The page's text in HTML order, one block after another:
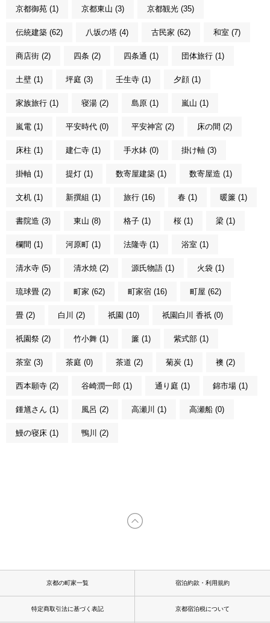
京都御苑 (1) 京都東山 (3) 京都観光 (35)
伝統建築 (62) 八坂の塔 (4) 古民家 (62) 和室 (7)
商店街 (2) 四条 (2) 四条通 (1) 団体旅行 (1)
土壁 (1) 坪庭 (3) 壬生寺 (1) 夕顔 (1)
家族旅行 (1) 寝湯 (2) 島原 (1) 嵐山 (1)
嵐電 (1) 平安時代 (0) 平安神宮 (2) 床の間 (2)
床柱 (1) 建仁寺 (1) 手水鉢 (0) 掛け軸 (3)
掛軸 (1) 提灯 (1) 数寄屋建築 (1) 数寄屋造 (1)
文机 (1) 新撰組 (1) 旅行 (16) 春 (1) 暖簾 (1)
書院造 (3) 東山 (8) 格子 (1) 桜 (1) 梁 (1)
欄間 (1) 河原町 (1) 法隆寺 (1) 浴室 (1)
清水寺 (5) 清水焼 (2) 源氏物語 (1) 火袋 (1)
琉球畳 (2) 町家 (62) 町家宿 (16) 町屋 (62)
畳 (2) 白川 (2) 祇園 (10) 祇園白川 香祇 (0)
祇園祭 (2) 竹小舞 (1) 簾 (1) 紫式部 (1)
茶室 (3) 茶庭 (0) 茶道 (2) 菊炭 (1) 襖 (2)
西本願寺 (2) 谷崎潤一郎 (1) 通り庭 (1) 錦市場 (1)
鍾馗さん (1) 風呂 (2) 高瀬川 (1) 高瀬船 (0)
鰻の寝床 (1) 鴨川 (2)
京都の町家一覧 宿泊約款・利用規約
特定商取引法に基づく表記 京都宿泊税について